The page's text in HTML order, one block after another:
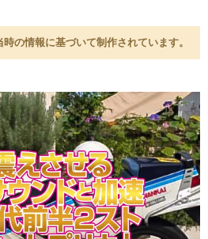
の情報に基づいて制作されています。